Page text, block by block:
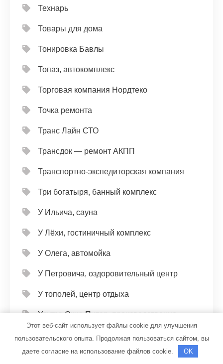
Технарь
Товары для дома
Тонировка Бавлы
Топаз, автокомплекс
Торговая компания Нордтеко
Точка ремонта
Транс Лайн СТО
Трансдок — ремонт АКПП
Транспортно-экспедиторская компания
Три богатыря, банный комплекс
У Ильича, сауна
У Лёхи, гостиничный комплекс
У Олега, автомойка
У Петровича, оздоровительный центр
У тополей, центр отдыха
Ультра Окна Питер, производственно-
монтажная компания
Этот веб-сайт использует файлы cookie для улучшения
пользовательского опыта. Продолжая пользоваться сайтом, вы
даете согласие на использование файлов cookie.
OK